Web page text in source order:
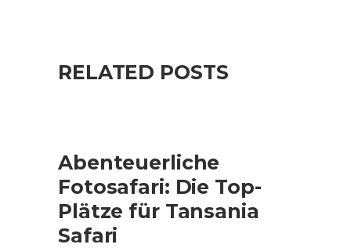
RELATED POSTS
Abenteuerliche
Fotosafari: Die Top-
Plätze für Tansania
Safari